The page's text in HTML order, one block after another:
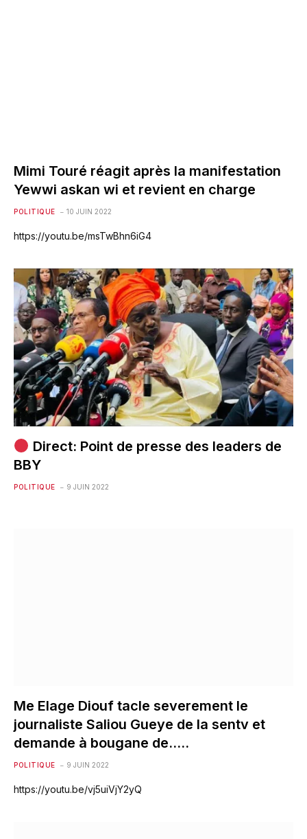
Mimi Touré réagit après la manifestation
Yewwi askan wi et revient en charge
POLITIQUE 10 JUIN 2022
https://youtu.be/msTwBhn6iG4
Direct: Point de presse des leaders de
BBY
POLITIQUE 9 JUIN 2022
Me Elage Diouf tacle severement le
journaliste Saliou Gueye de la sentv et
demande à bougane de…..
POLITIQUE 9 JUIN 2022
https://youtu.be/vj5uiVjY2yQ